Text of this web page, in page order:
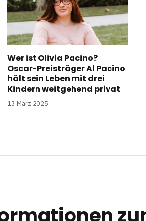
Wer ist Olivia Pacino?
Oscar-Preisträger Al Pacino
hält sein Leben mit drei
Kindern weitgehend privat
13 März 2025